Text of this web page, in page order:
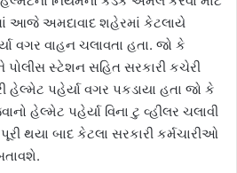
આજે અમદાવાદ શહેરમાં કેટલાયે
વગર વાહન ચલાવતા હતા. જો કે
સ્ટેશન સહિત સરકારી કચેરી
હેલ્મેટ પહેર્યા વગર પકડાયા હતા જો કે
હેલ્મેટ પહેર્યા વિના ટુ વ્હીલર ચલાવી
થયા બાદ કેટલા સરકારી કર્મચારીઓ